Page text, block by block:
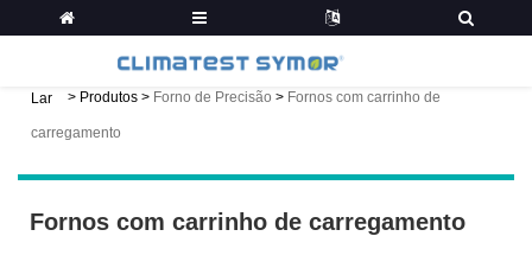
Lar > Produtos > Forno de Precisão > Fornos com carrinho de
carregamento
Fornos com carrinho de carregamento